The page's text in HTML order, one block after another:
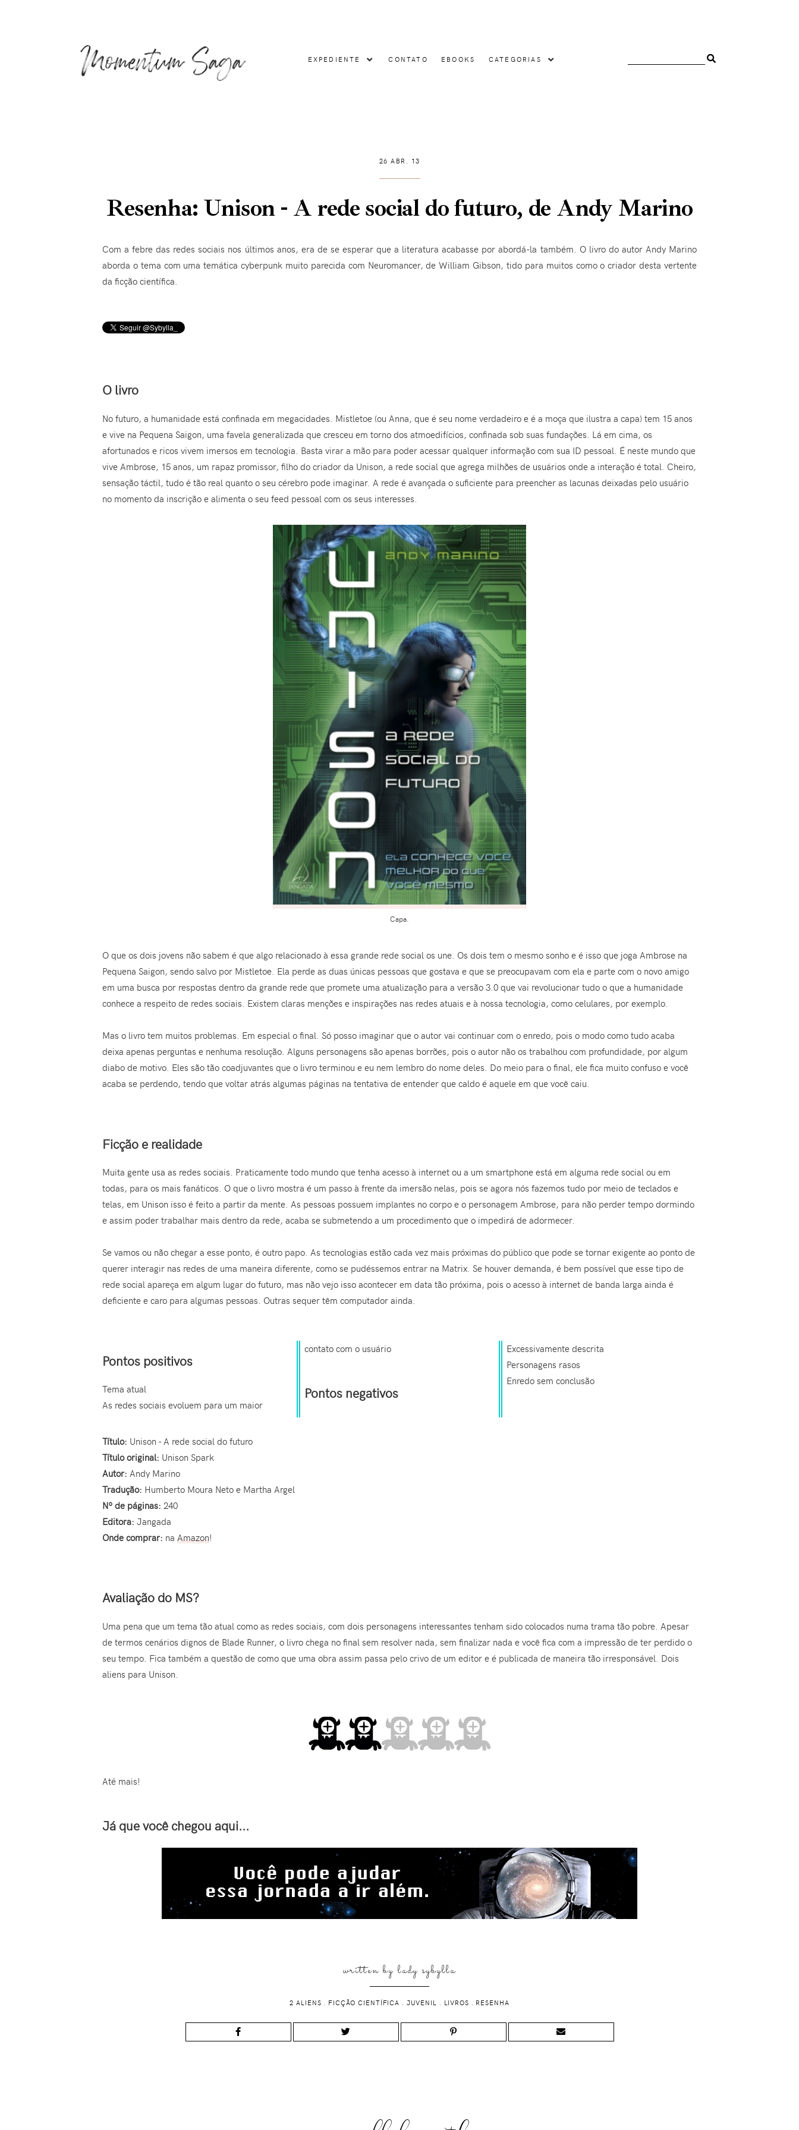
EXPEDIENTE CONTATO EBOOKS CATEGORIAS
26 ABR. 13
Resenha: Unison - A rede social do futuro, de Andy Marino
Com a febre das redes sociais nos últimos anos, era de se esperar que a literatura acabasse por abordá-la também. O livro do autor Andy Marino
aborda o tema com uma temática cyberpunk muito parecida com Neuromancer, de William Gibson, tido para muitos como o criador desta vertente
da ficção científica.
O livro
No futuro, a humanidade está confinada em megacidades. Mistletoe (ou Anna, que é seu nome verdadeiro e é a moça que ilustra a capa) tem 15 anos
e vive na Pequena Saigon, uma favela generalizada que cresceu em torno dos atmoedifícios, confinada sob suas fundações. Lá em cima, os
afortunados e ricos vivem imersos em tecnologia. Basta virar a mão para poder acessar qualquer informação com sua ID pessoal. É neste mundo que
vive Ambrose, 15 anos, um rapaz promissor, filho do criador da Unison, a rede social que agrega milhões de usuários onde a interação é total. Cheiro,
sensação táctil, tudo é tão real quanto o seu cérebro pode imaginar. A rede é avançada o suficiente para preencher as lacunas deixadas pelo usuário
no momento da inscrição e alimenta o seu feed pessoal com os seus interesses.
Capa.
O que os dois jovens não sabem é que algo relacionado à essa grande rede social os une. Os dois tem o mesmo sonho e é isso que joga Ambrose na
Pequena Saigon, sendo salvo por Mistletoe. Ela perde as duas únicas pessoas que gostava e que se preocupavam com ela e parte com o novo amigo
em uma busca por respostas dentro da grande rede que promete uma atualização para a versão 3.0 que vai revolucionar tudo o que a humanidade
conhece a respeito de redes sociais. Existem claras menções e inspirações nas redes atuais e à nossa tecnologia, como celulares, por exemplo.
Mas o livro tem muitos problemas. Em especial o final. Só posso imaginar que o autor vai continuar com o enredo, pois o modo como tudo acaba
deixa apenas perguntas e nenhuma resolução. Alguns personagens são apenas borrões, pois o autor não os trabalhou com profundidade, por algum
diabo de motivo. Eles são tão coadjuvantes que o livro terminou e eu nem lembro do nome deles. Do meio para o final, ele fica muito confuso e você
acaba se perdendo, tendo que voltar atrás algumas páginas na tentativa de entender que caldo é aquele em que você caiu.
Ficção e realidade
Muita gente usa as redes sociais. Praticamente todo mundo que tenha acesso à internet ou a um smartphone está em alguma rede social ou em
todas, para os mais fanáticos. O que o livro mostra é um passo à frente da imersão nelas, pois se agora nós fazemos tudo por meio de teclados e
telas, em Unison isso é feito a partir da mente. As pessoas possuem implantes no corpo e o personagem Ambrose, para não perder tempo dormindo
e assim poder trabalhar mais dentro da rede, acaba se submetendo a um procedimento que o impedirá de adormecer.
Se vamos ou não chegar a esse ponto, é outro papo. As tecnologias estão cada vez mais próximas do público que pode se tornar exigente ao ponto de
querer interagir nas redes de uma maneira diferente, como se pudéssemos entrar na Matrix. Se houver demanda, é bem possível que esse tipo de
rede social apareça em algum lugar do futuro, mas não vejo isso acontecer em data tão próxima, pois o acesso à internet de banda larga ainda é
deficiente e caro para algumas pessoas. Outras sequer têm computador ainda.
Pontos positivos
Tema atual
As redes sociais evoluem para um maior
contato com o usuário
Pontos negativos
Excessivamente descrita
Personagens rasos
Enredo sem conclusão
Título: Unison - A rede social do futuro
Título original: Unison Spark
Autor: Andy Marino
Tradução: Humberto Moura Neto e Martha Argel
Nº de páginas: 240
Editora: Jangada
Onde comprar: na Amazon!
Avaliação do MS?
Uma pena que um tema tão atual como as redes sociais, com dois personagens interessantes tenham sido colocados numa trama tão pobre. Apesar
de termos cenários dignos de Blade Runner, o livro chega no final sem resolver nada, sem finalizar nada e você fica com a impressão de ter perdido o
seu tempo. Fica também a questão de como que uma obra assim passa pelo crivo de um editor e é publicada de maneira tão irresponsável. Dois
aliens para Unison.
Até mais!
Já que você chegou aqui...
written bylady sybylla
2 ALIENS FICÇÃO CIENTÍFICA JUVENIL LIVROS RESENHA